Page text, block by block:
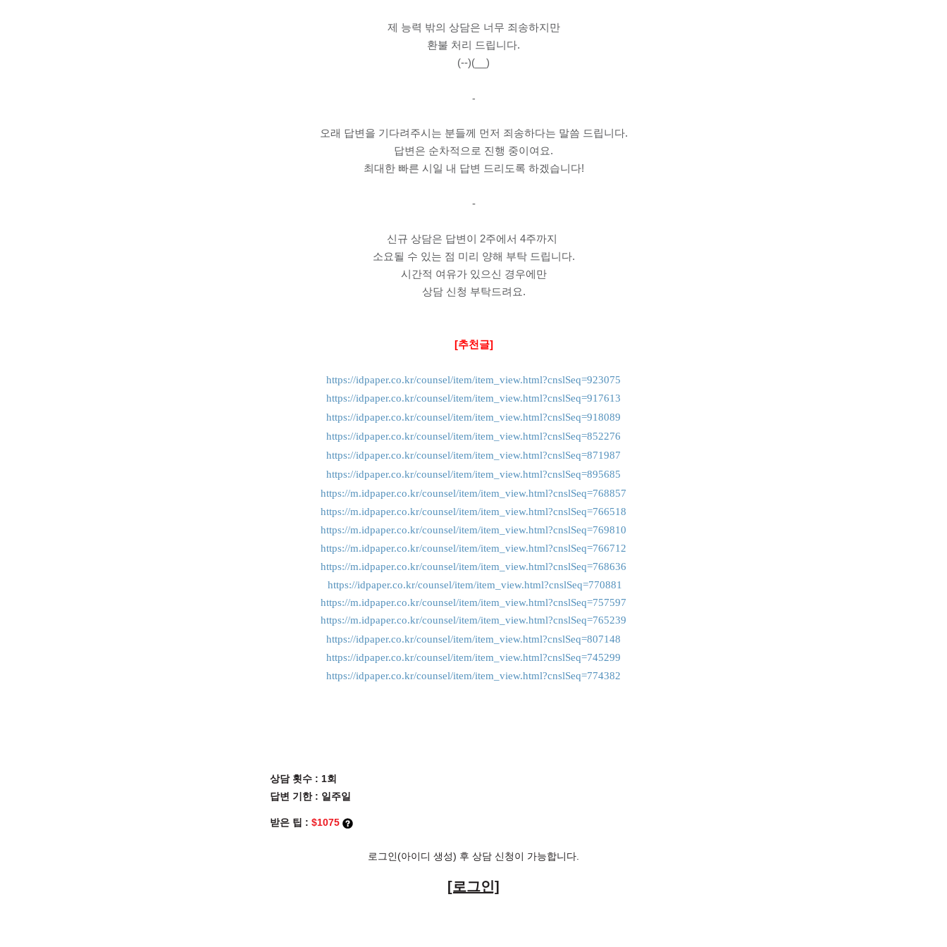
제 능력 밖의 상담은 너무 죄송하지만
환불 처리 드립니다.
(--)(__)
-
오래 답변을 기다려주시는 분들께 먼저 죄송하다는 말씀 드립니다.
답변은 순차적으로 진행 중이여요.
최대한 빠른 시일 내 답변 드리도록 하겠습니다!
-
신규 상담은 답변이 2주에서 4주까지
소요될 수 있는 점 미리 양해 부탁 드립니다.
시간적 여유가 있으신 경우에만
상담 신청 부탁드려요.
[추천글]
https://idpaper.co.kr/counsel/item/item_view.html?cnslSeq=923075
https://idpaper.co.kr/counsel/item/item_view.html?cnslSeq=917613
https://idpaper.co.kr/counsel/item/item_view.html?cnslSeq=918089
https://idpaper.co.kr/counsel/item/item_view.html?cnslSeq=852276
https://idpaper.co.kr/counsel/item/item_view.html?cnslSeq=871987
https://idpaper.co.kr/counsel/item/item_view.html?cnslSeq=895685
https://m.idpaper.co.kr/counsel/item/item_view.html?cnslSeq=768857
https://m.idpaper.co.kr/counsel/item/item_view.html?cnslSeq=766518
https://m.idpaper.co.kr/counsel/item/item_view.html?cnslSeq=769810
https://m.idpaper.co.kr/counsel/item/item_view.html?cnslSeq=766712
https://m.idpaper.co.kr/counsel/item/item_view.html?cnslSeq=768636
https://idpaper.co.kr/counsel/item/item_view.html?cnslSeq=770881
https://m.idpaper.co.kr/counsel/item/item_view.html?cnslSeq=757597
https://m.idpaper.co.kr/counsel/item/item_view.html?cnslSeq=765239
https://idpaper.co.kr/counsel/item/item_view.html?cnslSeq=807148
https://idpaper.co.kr/counsel/item/item_view.html?cnslSeq=745299
https://idpaper.co.kr/counsel/item/item_view.html?cnslSeq=774382
상담 횟수 : 1회
답변 기한 : 일주일
받은 팁 : $1075
로그인(아이디 생성) 후 상담 신청이 가능합니다.
[로그인]